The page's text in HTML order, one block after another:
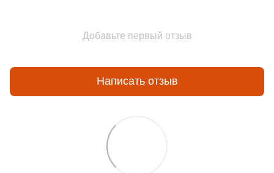
Добавьте первый отзыв
Написать отзыв